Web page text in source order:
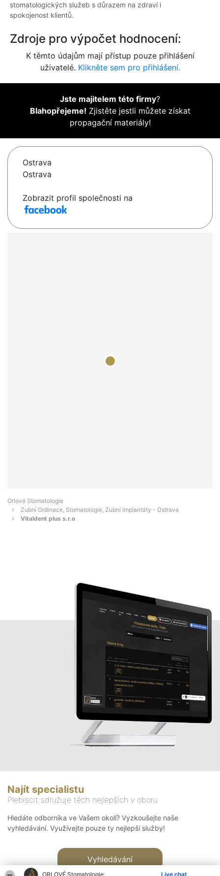
ORLOVÉ Stomatologie Live chat
stomatologických služeb s důrazem na zdraví i
spokojenost klientů.
Zdroje pro výpočet hodnocení:
K těmto údajům mají přístup pouze přihlášení
uživatelé. Klikněte sem pro přihlášení.
Jste majitelem této firmy?
Blahopřejeme! Zjistěte jestli můžete získat
propagační materiály!
Ostrava
Ostrava
Zobrazit profil společnosti na
Orlové Stomatologie
Zubní Ordinace, Stomatologie, Zubní Implantáty - Ostrava
Vitaldent plus s.r.o
Najít specialistu
Plebiscit sdružuje těch nejlepších v oboru
Hledáte odborníka ve Vašem okolí? Vyzkoušejte naše
vyhledávání. Využívejte pouze ty nejlepší služby!
Vyhledávání